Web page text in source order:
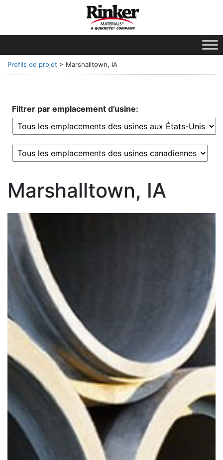
Profils de projet > Marshalltown, IA
Filtrer par emplacement d’usine:
Marshalltown, IA